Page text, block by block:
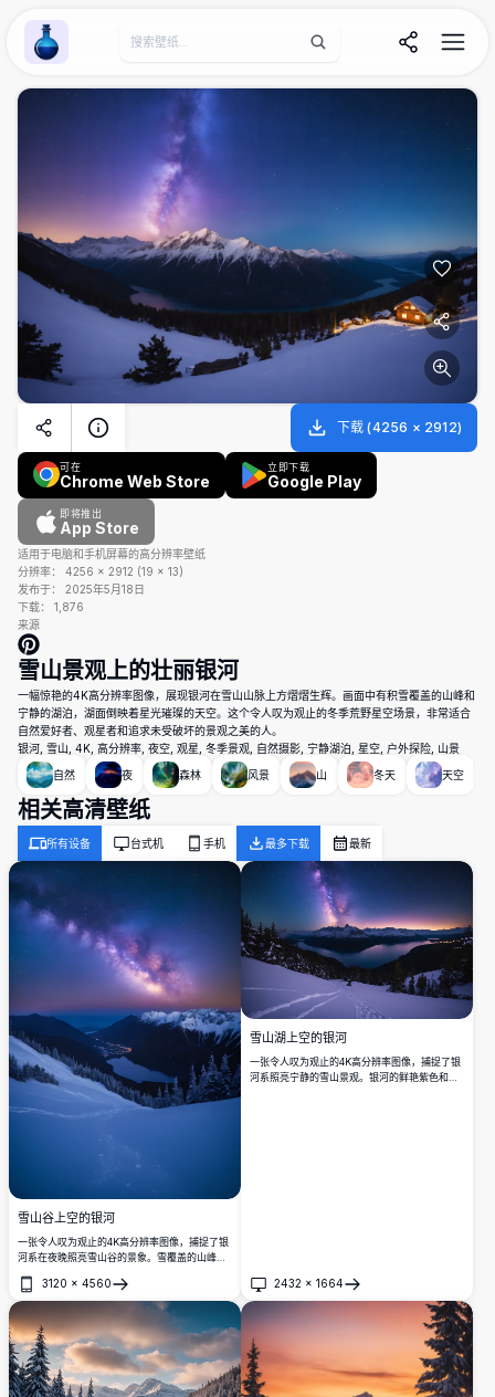
Wallpaper Alchemy
下载 (4256 × 2912)
可在
Chrome Web Store
立即下载
Google Play
即将推出
App Store
适用于电脑和手机屏幕的高分辨率壁纸
分辨率：
4256 × 2912 (19 × 13)
发布于：
2025年5月18日
下载：
1,876
来源
雪山景观上的壮丽银河
一幅惊艳的4K高分辨率图像，展现银河在雪山山脉上方熠熠生辉。画面中有积雪覆盖的山峰和
宁静的湖泊，湖面倒映着星光璀璨的天空。这个令人叹为观止的冬季荒野星空场景，非常适合
自然爱好者、观星者和追求未受破坏的景观之美的人。
银河, 雪山, 4K, 高分辨率, 夜空, 观星, 冬季景观, 自然摄影, 宁静湖泊, 星空, 户外探险, 山景
自然
夜 森林 风景 山 冬天 天空
相关高清壁纸
所有设备 台式机 手机 最多下载 最新
雪山谷上空的银河
一张令人叹为观止的4K高分辨率图像，捕捉了银
河系在夜晚照亮雪山谷的景象。雪覆盖的山峰和
常青树环绕着宁静的湖泊和下方依偎的小村庄，
在星空下柔和地发光。适合自然爱好者、天文摄
影爱好者以及寻找用于墙壁艺术或数字收藏的壮
丽景观的人。
3120 × 4560
打开
雪山湖上空的银河
一张令人叹为观止的4K高分辨率图像，捕捉了银
河系照亮宁静的雪山景观。银河的鲜艳紫色和粉
2432 × 1664
打开